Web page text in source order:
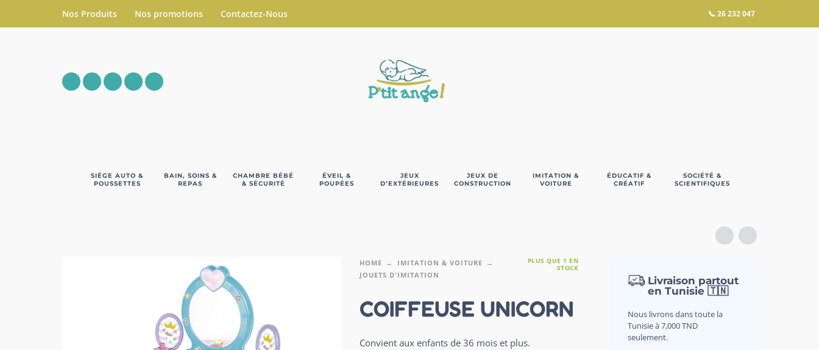
Nos Produits Nos promotions Contactez-Nous 📞 26 232 047
SIÉGE AUTO &
POUSSETTES
BAIN, SOINS &
REPAS
CHAMBRE BÉBÉ
& SÉCURITÉ
ÉVEIL &
POUPÉES
JEUX
D’EXTÉRIEURES
JEUX DE
CONSTRUCTION
IMITATION &
VOITURE
ÉDUCATIF &
CRÉATIF
SOCIÉTÉ &
SCIENTIFIQUES
HOME
IMITATION & VOITURE
JOUETS D'IMITATION
PLUS QUE 1 EN
STOCK
COIFFEUSE UNICORN
Convient aux enfants de 36 mois et plus.
Livraison partout
en Tunisie 🇹🇳
Nous livrons dans toute la
Tunisie à 7,000 TND
seulement.